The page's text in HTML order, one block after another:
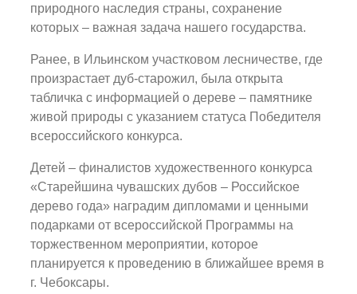
природного наследия страны, сохранение
которых – важная задача нашего государства.
Ранее, в Ильинском участковом лесничестве, где
произрастает дуб-старожил, была открыта
табличка с информацией о дереве – памятнике
живой природы с указанием статуса Победителя
всероссийского конкурса.
Детей – финалистов художественного конкурса
«Старейшина чувашских дубов – Российское
дерево года» наградим дипломами и ценными
подарками от всероссийской Программы на
торжественном мероприятии, которое
планируется к проведению в ближайшее время в
г. Чебоксары.